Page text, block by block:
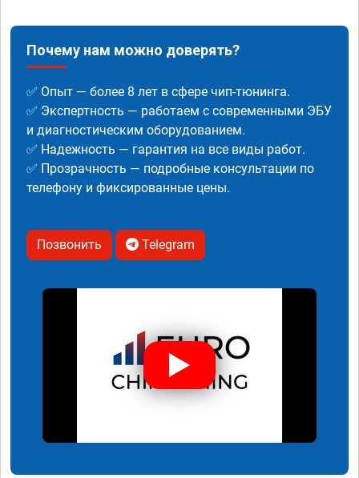
Почему нам можно доверять?
✅ Опыт — более 8 лет в сфере чип-тюнинга.
✅ Экспертность — работаем с современными ЭБУ
и диагностическим оборудованием.
✅ Надежность — гарантия на все виды работ.
✅ Прозрачность — подробные консультации по
телефону и фиксированные цены.
Позвонить Telegram